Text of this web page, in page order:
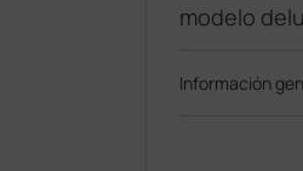
modelo
Información